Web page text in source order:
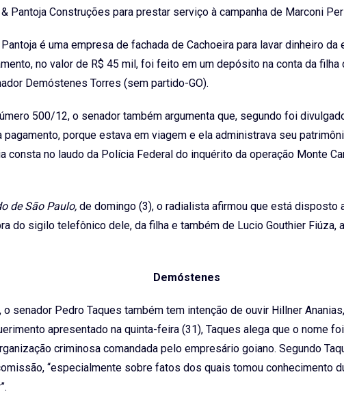
Pantoja Construções para prestar serviço à campanha de Marconi
é uma empresa de fachada de Cachoeira para lavar dinheiro
no valor de R$ 45 mil, foi feito em um depósito na conta da filha
Demóstenes Torres (sem partido-GO).
500/12, o senador também argumenta que, segundo foi
porque estava em viagem e ela administrava seu
consta no laudo da Polícia Federal do inquérito da operação Monte
de São Paulo, de domingo (3), o radialista afirmou que está disposto
do sigilo telefônico dele, da filha e também de Lucio Gouthier
Demóstenes
senador Pedro Taques também tem intenção de ouvir Hillner
apresentado na quinta-feira (31), Taques alega que o nome
criminosa comandada pelo empresário goiano. Segundo
“especialmente sobre fatos dos quais tomou conhecimento